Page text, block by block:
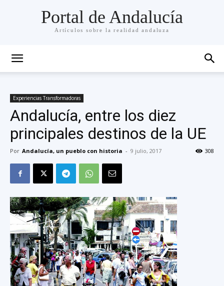
Portal de Andalucía
Artículos sobre la realidad andaluza
Experiencias Transformadoras
Andalucía, entre los diez
principales destinos de la UE
Por Andalucía, un pueblo con historia - 9 julio, 2017 308